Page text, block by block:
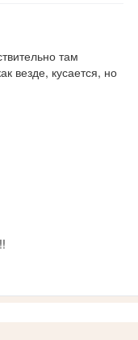
там
везде, кусается, но